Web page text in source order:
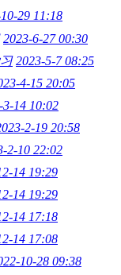
29 11:18
2023-6-27 00:30
2023-5-7 08:25
4-15 20:05
3-14 10:02
2-19 20:58
2-10 22:02
14 19:29
14 19:29
14 17:18
14 17:08
10-28 09:38